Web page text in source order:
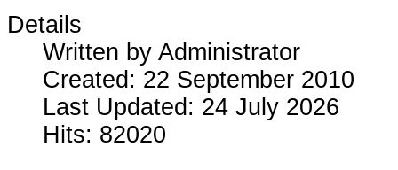
Details
Written by Administrator
Created: 22 September 2010
Last Updated: 24 July 2026
Hits: 82020